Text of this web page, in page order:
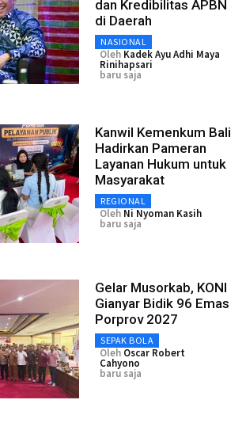
dan Kredibilitas APBN
di Daerah
NASIONAL
Oleh Kadek Ayu Adhi Maya
Rinihapsari
baru saja
Kanwil Kemenkum Bali
Hadirkan Pameran
Layanan Hukum untuk
Masyarakat
REGIONAL
Oleh Ni Nyoman Kasih
baru saja
Gelar Musorkab, KONI
Gianyar Bidik 96 Emas
Porprov 2027
SEPAK BOLA
Oleh Oscar Robert
Cahyono
baru saja